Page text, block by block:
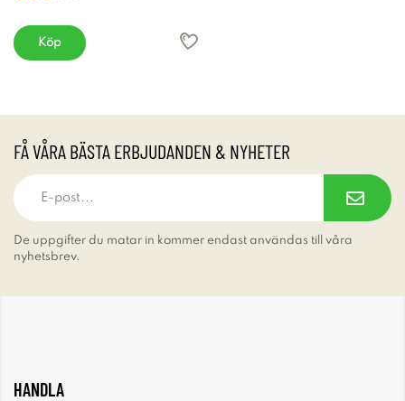
Köp
FÅ VÅRA BÄSTA ERBJUDANDEN & NYHETER
De uppgifter du matar in kommer endast användas till våra
nyhetsbrev.
HANDLA